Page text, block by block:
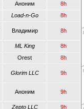
Аноним 8h
Load-n-Go 8h
Владимир 8h
ML King 8h
Orest 8h
Glorim LLC 9h
Аноним 9h
Zepto LLC 9h